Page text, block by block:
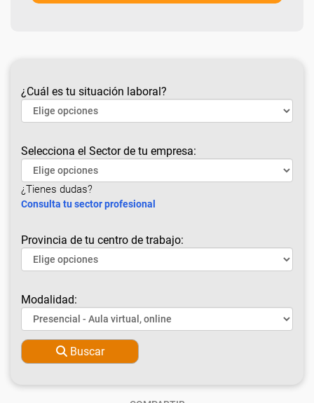
¿Cuál es tu situación laboral?
Selecciona el Sector de tu empresa:
¿Tienes dudas?
Consulta tu sector profesional
Provincia de tu centro de trabajo:
Modalidad:
Buscar